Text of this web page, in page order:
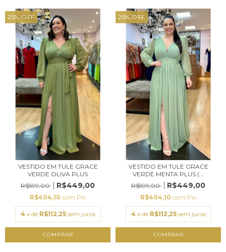
25% OFF
VESTIDO EM TULE GRACE
VERDE OLIVA PLUS
R$599,00
R$449,00
R$404,10 com Pix
4 x de R$112,25 sem juros
COMPRAR
25% OFF
VESTIDO EM TULE GRACE
VERDE MENTA PLUS (...
R$599,00
R$449,00
R$404,10 com Pix
4 x de R$112,25 sem juros
COMPRAR